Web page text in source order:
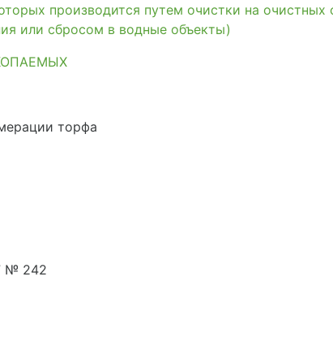
производится путем очистки на очистных
или сбросом в водные объекты)
торфа
№ 242